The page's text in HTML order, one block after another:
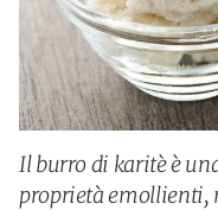
Il burro di karitè è
proprietà emollienti,